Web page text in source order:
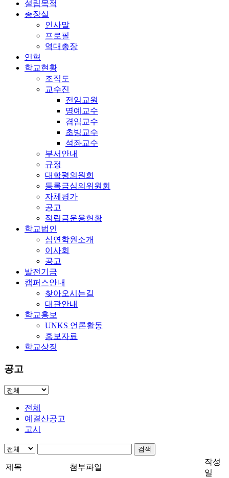
설립목적
총장실
인사말
프로필
역대총장
연혁
학교현황
조직도
교수진
전임교원
명예교수
겸임교수
초빙교수
석좌교수
부서안내
규정
대학평의원회
등록금심의위원회
자체평가
공고
적립금운용현황
학교법인
심연학원소개
이사회
공고
발전기금
캠퍼스안내
찾아오시는길
대관안내
학교홍보
UNKS 언론활동
홍보자료
학교상징
공고
전체
예결산공고
고시
검색
제목 첨부파일
작성
일